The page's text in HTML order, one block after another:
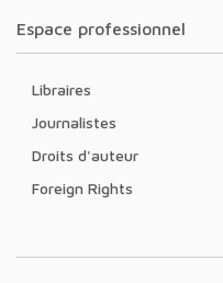
Espace professionnel
Libraires
Journalistes
Droits d'auteur
Foreign Rights